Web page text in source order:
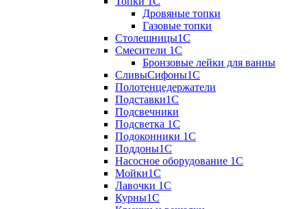
Дровяные топки
Газовые топки
Столешницы1С
Смесители 1С
Бронзовые лейки для ванны
СливыСифоны1С
Полотенцедержатели
Подставки1С
Подсвечники
Подсветка 1С
Подоконники 1С
Поддоны1С
Насосное оборудование 1С
Мойки1С
Лавочки 1С
Курны1С